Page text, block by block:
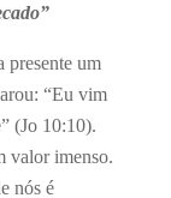
presente um
“Eu vim
(Jo 10:10).
valor imenso.
nós é